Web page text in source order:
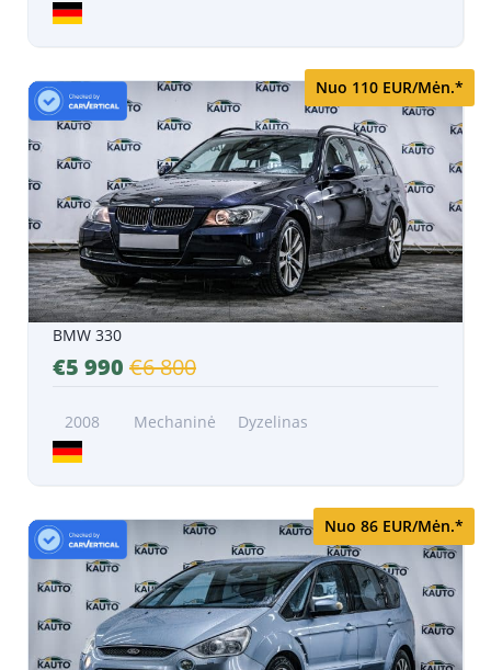
Nuo 110 EUR/Mėn.*
BMW 330
€5 990 €6 800
2008 Mechaninė Dyzelinas
Nuo 86 EUR/Mėn.*